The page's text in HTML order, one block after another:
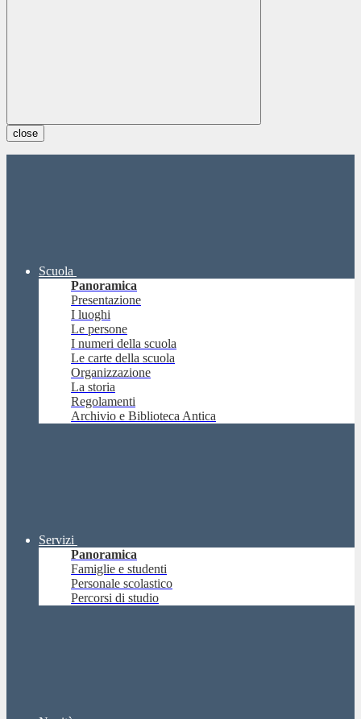
close
Scuola
Panoramica
Presentazione
I luoghi
Le persone
I numeri della scuola
Le carte della scuola
Organizzazione
La storia
Regolamenti
Archivio e Biblioteca Antica
Servizi
Panoramica
Famiglie e studenti
Personale scolastico
Percorsi di studio